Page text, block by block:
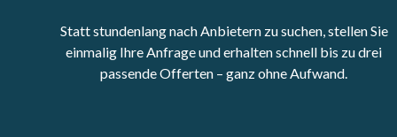
Statt stundenlang nach Anbietern zu suchen, stellen Sie
einmalig Ihre Anfrage und erhalten schnell bis zu drei
passende Offerten – ganz ohne Aufwand.